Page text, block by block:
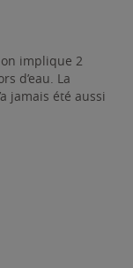
implique 2
d’eau. La
jamais été aussi